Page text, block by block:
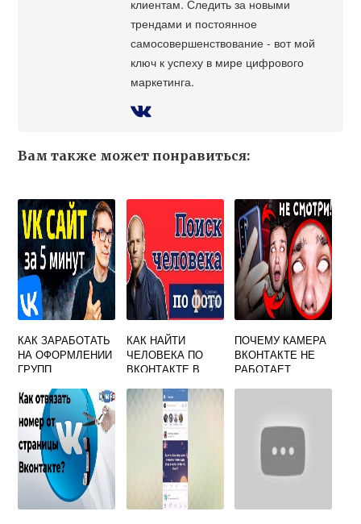
клиентам. Следить за новыми
трендами и постоянное
самосовершенствование - вот мой
ключ к успеху в мире цифрового
маркетинга.
Вам также может понравиться:
КАК ЗАРАБОТАТЬ
НА ОФОРМЛЕНИИ
ГРУПП
КАК НАЙТИ
ЧЕЛОВЕКА ПО
ВКОНТАКТЕ В
ПОЧЕМУ КАМЕРА
ВКОНТАКТЕ НЕ
РАБОТАЕТ